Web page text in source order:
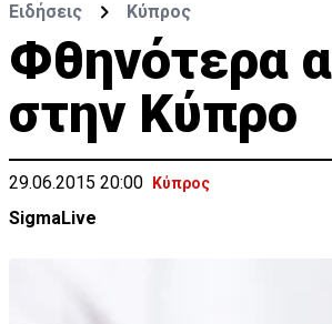
Ειδήσεις Κύπρος
Φθηνότερα
στην Κύπρο
29.06.2015 20:00 Κύπρος
SigmaLive